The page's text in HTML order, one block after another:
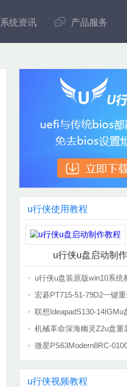
系统资讯 产品服务
u行侠使用教程
u行侠u盘启动制
u行侠u盘装原版win10系统
宏碁PT715-51-79D2一键
联想IdeapadS130-14IGMu
机械革命深海幽灵Z2u盘重
微星PS63Modern8RC-
u行侠视频教程